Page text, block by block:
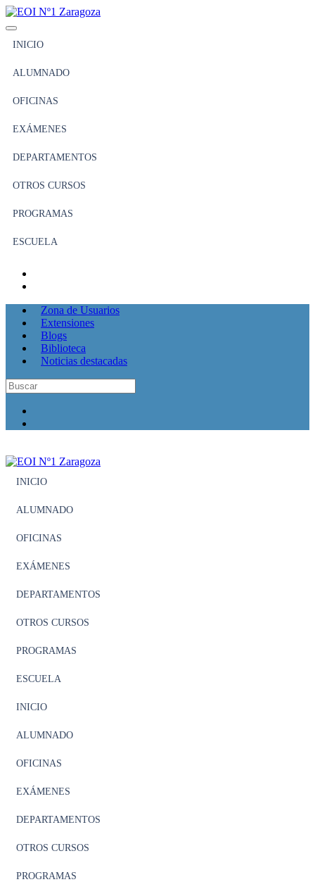
INICIO
ALUMNADO
OFICINAS
EXÁMENES
DEPARTAMENTOS
OTROS CURSOS
PROGRAMAS
ESCUELA
Zona de Usuarios
Extensiones
Blogs
Biblioteca
Noticias destacadas
INICIO
ALUMNADO
OFICINAS
EXÁMENES
DEPARTAMENTOS
OTROS CURSOS
PROGRAMAS
ESCUELA
INICIO
ALUMNADO
OFICINAS
EXÁMENES
DEPARTAMENTOS
OTROS CURSOS
PROGRAMAS